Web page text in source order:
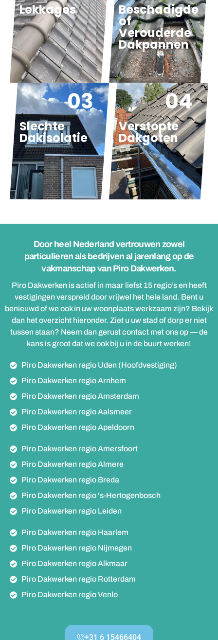
Lekkages Beschadigde
of
Verouderde
Dakpannen
03
Slechte
Dakisolatie
04
Verstopte
Dakgoten
Door heel Nederland vertrouwen zowel
particulieren als bedrijven al jarenlang op de
vakmanschap van Piro Dakwerken.
Piro Dakwerken is actief in maar liefst 15 regio’s en heeft
vestigingen verspreid door vrijwel het hele land. Bent u
benieuwd of we ook in uw woonplaats werkzaam zijn? Bekijk
dan het overzicht hieronder. Ziet u uw stad of dorp er niet
tussen staan? Neem dan gerust contact met ons op — de
kans is groot dat we ook bij u in de buurt werken!
Piro Dakwerken regio Uden (Hoofdvestiging)
Piro Dakwerken regio Arnhem
Piro Dakwerken regio Amsterdam
Piro Dakwerken regio Aalsmeer
Piro Dakwerken regio Apeldoorn
Piro Dakwerken regio Amersfoort
Piro Dakwerken regio Almere
Piro Dakwerken regio Breda
Piro Dakwerken regio 's-Hertogenbosch
Piro Dakwerken regio Leiden
Piro Dakwerken regio Haarlem
Piro Dakwerken regio Nijmegen
Piro Dakwerken regio Alkmaar
Piro Dakwerken regio Rotterdam
Piro Dakwerken regio Venlo
+31 6 15466404